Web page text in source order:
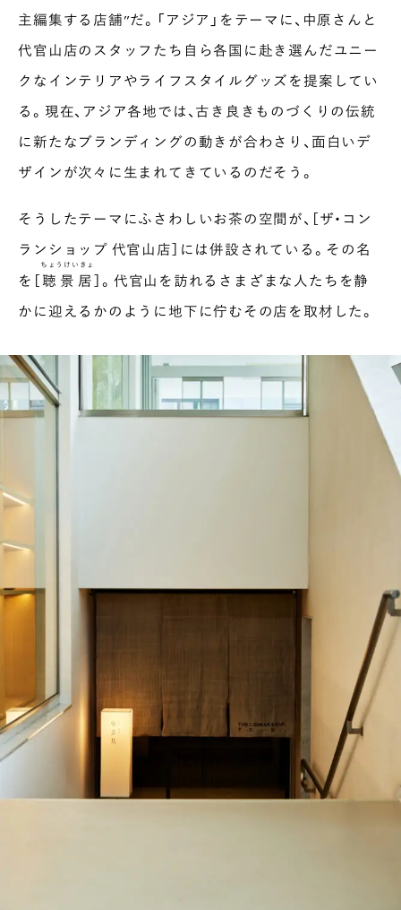
主編集する店舗”だ。「アジア」をテーマに、中原さんと
代官山店のスタッフたち自ら各国に赴き選んだユニー
クなインテリアやライフスタイルグッズを提案してい
る。現在、アジア各地では、古き良きものづくりの伝統
に新たなブランディングの動きが合わさり、面白いデ
ザインが次々に生まれてきているのだそう。
そうしたテーマにふさわしいお茶の空間が、［ザ・コン
ランショップ 代官山店］には併設されている。その名
を［聴景居
ちょうけいきょ
］。代官山を訪れるさまざまな人たちを静
かに迎えるかのように地下に佇むその店を取材した。